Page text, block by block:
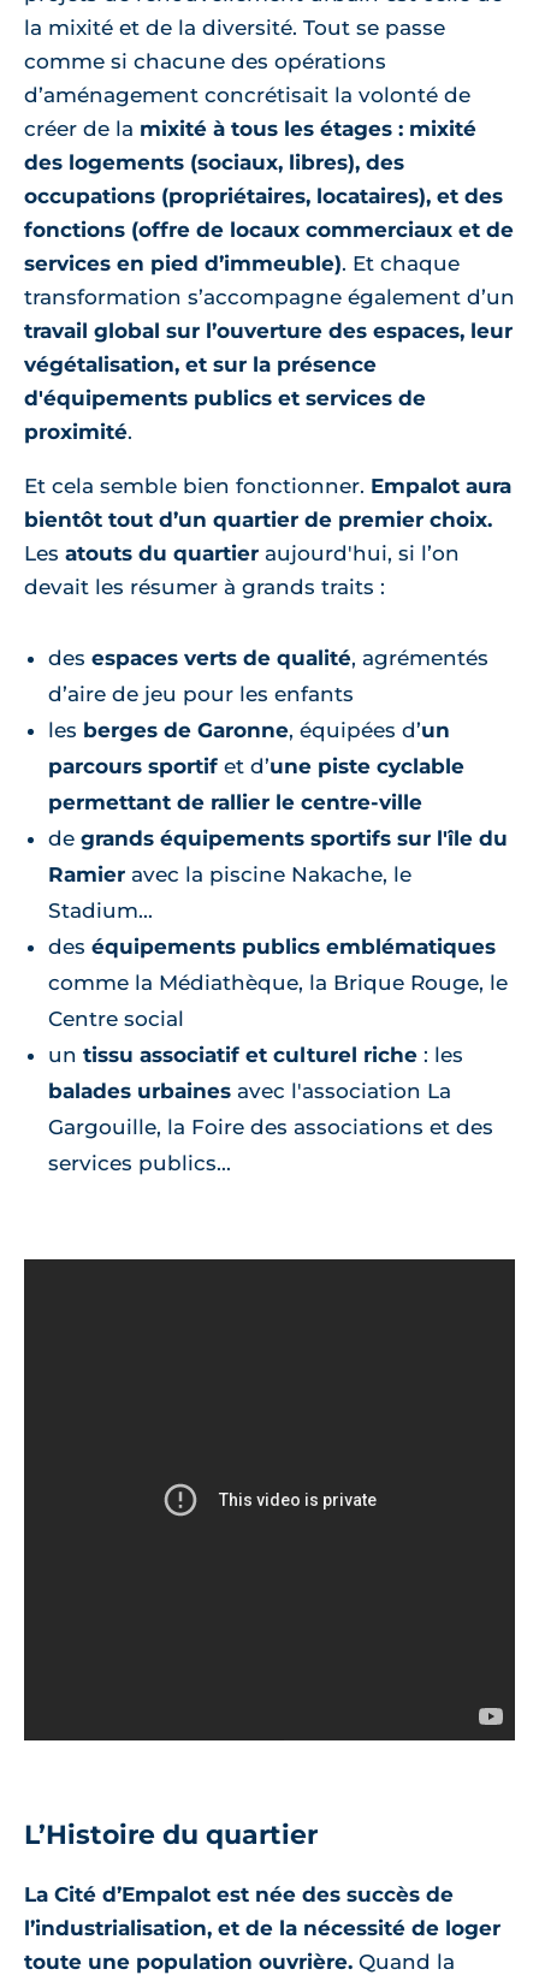
la mixité et de la diversité. Tout se passe
comme si chacune des opérations
d’aménagement concrétisait la volonté de
créer de la mixité à tous les étages : mixité
des logements (sociaux, libres), des
occupations (propriétaires, locataires), et des
fonctions (offre de locaux commerciaux et de
services en pied d’immeuble). Et chaque
transformation s’accompagne également d’un
travail global sur l’ouverture des espaces, leur
végétalisation, et sur la présence
d'équipements publics et services de
proximité.
Et cela semble bien fonctionner. Empalot aura
bientôt tout d’un quartier de premier choix.
Les atouts du quartier aujourd'hui, si l’on
devait les résumer à grands traits :
des espaces verts de qualité, agrémentés
d’aire de jeu pour les enfants
les berges de Garonne, équipées d’un
parcours sportif et d’une piste cyclable
permettant de rallier le centre-ville
de grands équipements sportifs sur l'île du
Ramier avec la piscine Nakache, le
Stadium...
des équipements publics emblématiques
comme la Médiathèque, la Brique Rouge, le
Centre social
un tissu associatif et culturel riche : les
balades urbaines avec l'association La
Gargouille, la Foire des associations et des
services publics...
L’Histoire du quartier
La Cité d’Empalot est née des succès de
l’industrialisation, et de la nécessité de loger
toute une population ouvrière. Quand la